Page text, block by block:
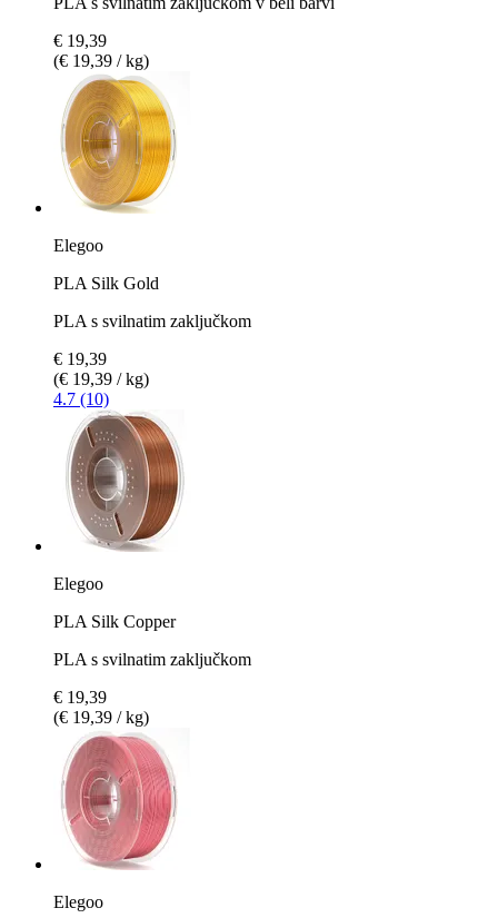
€ 19,39
(€ 19,39 / kg)
Elegoo
PLA Silk Gold
PLA s svilnatim zaključkom
€ 19,39
(€ 19,39 / kg)
4.7 (10)
Elegoo
PLA Silk Copper
PLA s svilnatim zaključkom
€ 19,39
(€ 19,39 / kg)
Elegoo